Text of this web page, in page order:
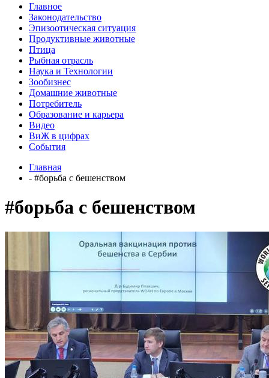
Главное
Законодательство
Эпизоотическая ситуация
Продуктивные животные
Птица
Рыбная отрасль
Наука и Технологии
Зообизнес
Домашние животные
Потребитель
Образование и карьера
Видео
ВиЖ в цифрах
События
Главная
- #борьба с бешенством
#борьба с бешенством